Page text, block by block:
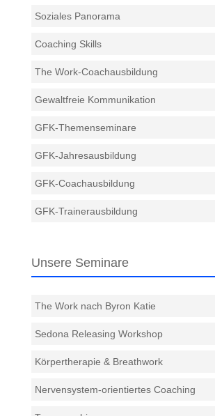
Soziales Panorama
Coaching Skills
The Work-Coachausbildung
Gewaltfreie Kommunikation
GFK-Themenseminare
GFK-Jahresausbildung
GFK-Coachausbildung
GFK-Trainerausbildung
Unsere Seminare
The Work nach Byron Katie
Sedona Releasing Workshop
Körpertherapie & Breathwork
Nervensystem-orientiertes Coaching